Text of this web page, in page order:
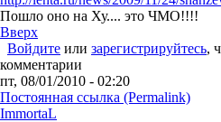
Пошло оно на Ху.... это ЧМО!!!!
Вверх
Войдите или зарегистрируйтесь,
комментарии
пт, 08/01/2010 - 02:20
Постоянная ссылка (Permalink)
ImmortaL